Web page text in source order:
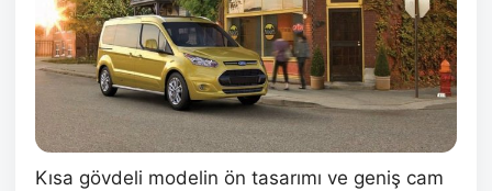
Kısa gövdeli modelin ön tasarımı ve geniş cam